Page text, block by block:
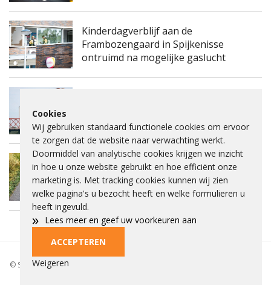
Kinderdagverblijf aan de
Frambozengaard in Spijkenisse
ontruimd na mogelijke gaslucht
Fietspad Lange Schenkeldijk afgesloten
vanwege verzakking asfalt en ernstige
scheuren
© Spieke 2026 - Het is niet toegestaan om tekst of beelden over te nemen
Cookies
Wij gebruiken standaard functionele cookies om ervoor
te zorgen dat de website naar verwachting werkt.
Doormiddel van analytische cookies krijgen we inzicht
in hoe u onze website gebruikt en hoe efficiënt onze
marketing is. Met tracking cookies kunnen wij zien
welke pagina's u bezocht heeft en welke formulieren u
heeft ingevuld.
» Lees meer en geef uw voorkeuren aan
ACCEPTEREN
Weigeren